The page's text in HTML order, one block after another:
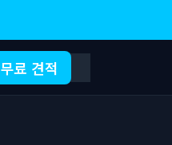
무료 견적